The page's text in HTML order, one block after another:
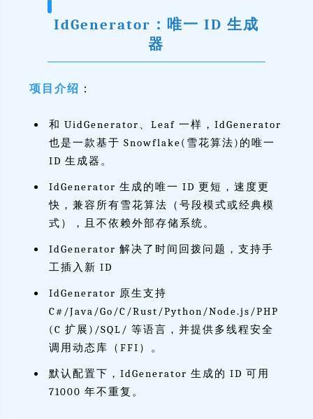
IdGenerator：唯一 ID 生成
器
项目介绍 ：
和 UidGenerator、Leaf 一样，IdGenerator
也是一款基于 Snowflake(雪花算法)的唯一
ID 生成器。
IdGenerator 生成的唯一 ID 更短，速度更
快，兼容所有雪花算法（号段模式或经典模
式），且不依赖外部存储系统。
IdGenerator 解决了时间回拨问题，支持手
工插入新 ID
IdGenerator 原生支持
C#/Java/Go/C/Rust/Python/Node.js/PHP
(C 扩展)/SQL/ 等语言，并提供多线程安全
调用动态库（FFI）。
默认配置下，IdGenerator 生成的 ID 可用
71000 年不重复。